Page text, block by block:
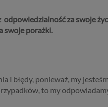
odpowiedzialność za swoje
swoje porażki.
i błędy, ponieważ, my
to my